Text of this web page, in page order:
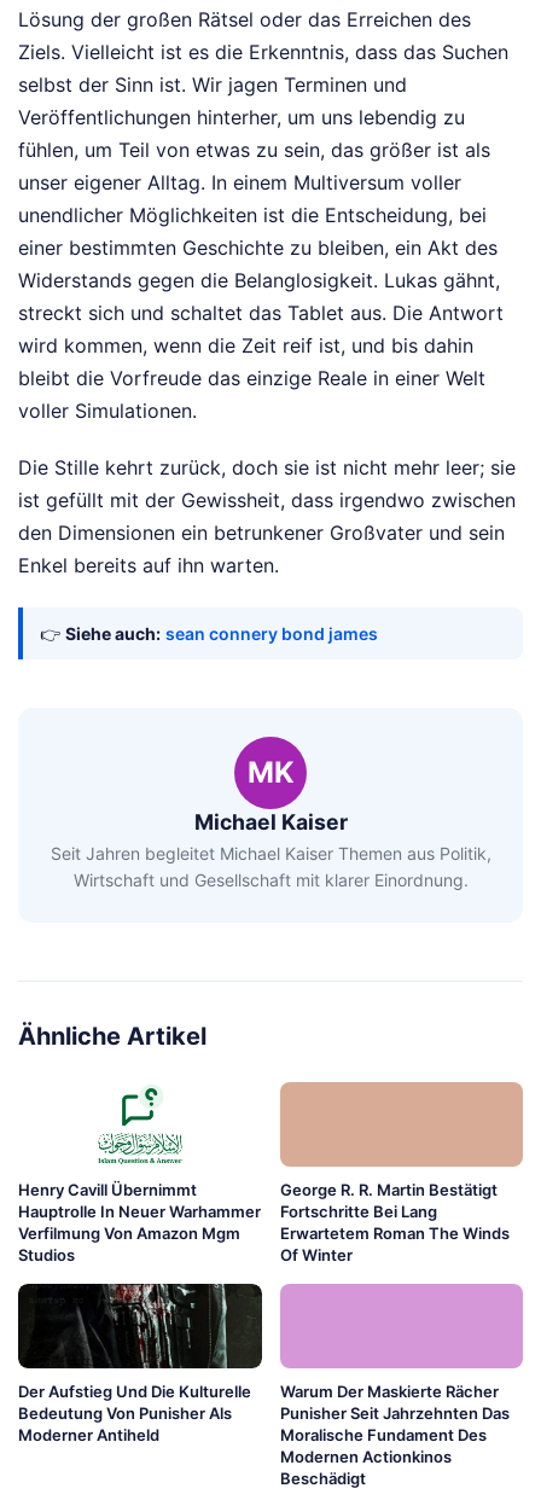
Lösung der großen Rätsel oder das Erreichen des
Ziels. Vielleicht ist es die Erkenntnis, dass das Suchen
selbst der Sinn ist. Wir jagen Terminen und
Veröffentlichungen hinterher, um uns lebendig zu
fühlen, um Teil von etwas zu sein, das größer ist als
unser eigener Alltag. In einem Multiversum voller
unendlicher Möglichkeiten ist die Entscheidung, bei
einer bestimmten Geschichte zu bleiben, ein Akt des
Widerstands gegen die Belanglosigkeit. Lukas gähnt,
streckt sich und schaltet das Tablet aus. Die Antwort
wird kommen, wenn die Zeit reif ist, und bis dahin
bleibt die Vorfreude das einzige Reale in einer Welt
voller Simulationen.
Die Stille kehrt zurück, doch sie ist nicht mehr leer; sie
ist gefüllt mit der Gewissheit, dass irgendwo zwischen
den Dimensionen ein betrunkener Großvater und sein
Enkel bereits auf ihn warten.
👉 Siehe auch: sean connery bond james
MK
Michael Kaiser
Seit Jahren begleitet Michael Kaiser Themen aus Politik,
Wirtschaft und Gesellschaft mit klarer Einordnung.
Ähnliche Artikel
Henry Cavill Übernimmt
Hauptrolle In Neuer Warhammer
Verfilmung Von Amazon Mgm
Studios
George R. R. Martin Bestätigt
Fortschritte Bei Lang
Erwartetem Roman The Winds
Of Winter
Der Aufstieg Und Die Kulturelle
Bedeutung Von Punisher Als
Moderner Antiheld
Warum Der Maskierte Rächer
Punisher Seit Jahrzehnten Das
Moralische Fundament Des
Modernen Actionkinos
Beschädigt